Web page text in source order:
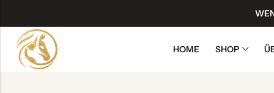
HOME SHOP